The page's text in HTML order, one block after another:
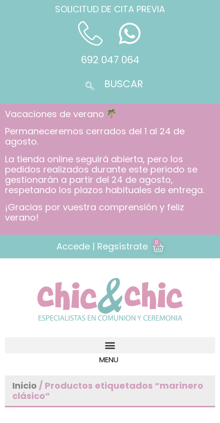
SOLICITUD DE CITA PREVIA
692 047 064
Vacaciones de verano
Permaneceremos cerrados del 1 al 24 de
agosto.
La tienda online seguirá abierta, pero los
pedidos realizados durante este periodo se
gestionarán a partir del 24 de agosto,
respetando los plazos habituales de entrega.
¡Gracias por vuestra comprensión y feliz
verano!
Accede | Regsístrate 0
Inicio / Productos etiquetados “marinero
clásico”